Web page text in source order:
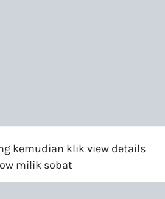
kemudian klik view details
milik sobat